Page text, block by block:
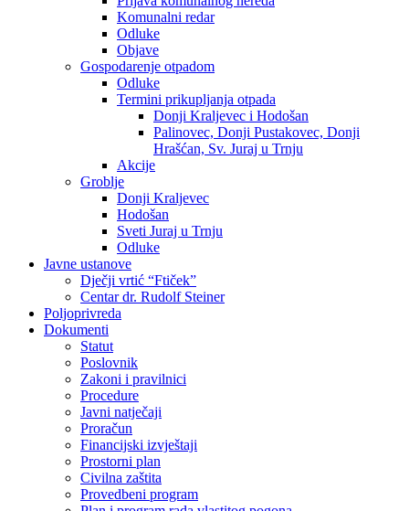
Komunalni redar
Odluke
Objave
Gospodarenje otpadom
Odluke
Termini prikupljanja otpada
Donji Kraljevec i Hodošan
Palinovec, Donji Pustakovec, Donji
Hrašćan, Sv. Juraj u Trnju
Akcije
Groblje
Donji Kraljevec
Hodošan
Sveti Juraj u Trnju
Odluke
Javne ustanove
Dječji vrtić “Ftiček”
Centar dr. Rudolf Steiner
Poljoprivreda
Dokumenti
Statut
Poslovnik
Zakoni i pravilnici
Procedure
Javni natječaji
Proračun
Financijski izvještaji
Prostorni plan
Civilna zaštita
Provedbeni program